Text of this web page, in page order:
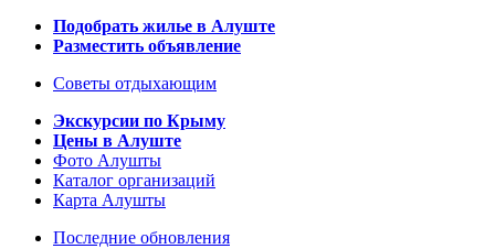
Подобрать жилье в Алуште
Разместить объявление
Советы отдыхающим
Экскурсии по Крыму
Цены в Алуште
Фото Алушты
Каталог организаций
Карта Алушты
Последние обновления